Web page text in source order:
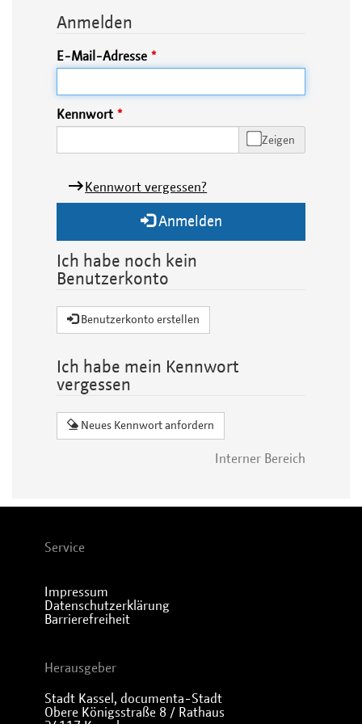
Anmelden
E-Mail-Adresse
Kennwort
Zeigen
Kennwort vergessen?
Anmelden
Ich habe noch kein
Benutzerkonto
Benutzerkonto erstellen
Ich habe mein Kennwort
vergessen
Neues Kennwort anfordern
Interner Bereich
Service
Impressum
Datenschutzerklärung
Barrierefreiheit
Herausgeber
Stadt Kassel, documenta-Stadt
Obere Königsstraße 8 / Rathaus